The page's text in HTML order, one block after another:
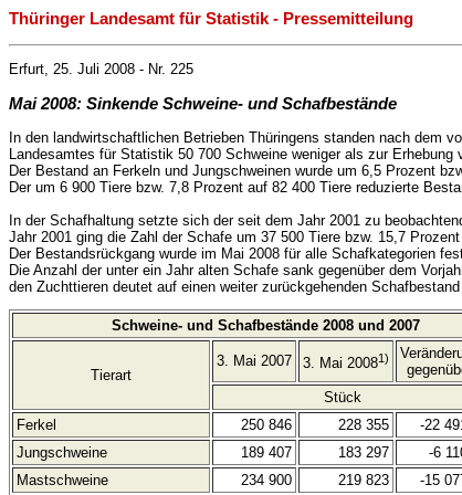
Thüringer Landesamt für Statistik - Pressemitteilung
Erfurt, 25. Juli 2008 - Nr. 225
Mai 2008: Sinkende Schweine- und Schafbestände
In den landwirtschaftlichen Betrieben Thüringens standen nach dem
Landesamtes für Statistik 50 700 Schweine weniger als zur Erhebung
Der Bestand an Ferkeln und Jungschweinen wurde um 6,5 Prozent
Der um 6 900 Tiere bzw. 7,8 Prozent auf 82 400 Tiere reduzierte
In der Schafhaltung setzte sich der seit dem Jahr 2001 zu
Jahr 2001 ging die Zahl der Schafe um 37 500 Tiere bzw. 15,7
Der Bestandsrückgang wurde im Mai 2008 für alle Schafkategorien
Die Anzahl der unter ein Jahr alten Schafe sank gegenüber dem
den Zuchttieren deutet auf einen weiter zurückgehenden
Schweine- und Schafbestände 2008 und 2007
Tierart
3. Mai 2007 3. Mai 20081)
Stück
Ferkel
250 846 228 355 -22
Jungschweine
189 407 183 297 -6
Mastschweine
234 900 219 823 -15